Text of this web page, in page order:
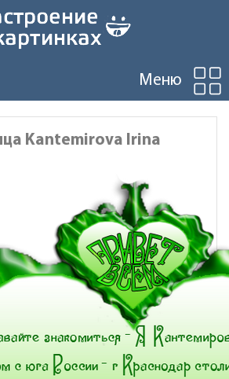
Меню
Kantemirova Irina